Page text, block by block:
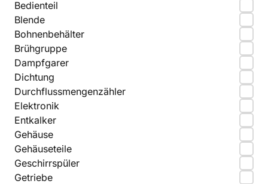
Bedienteil
Blende
Bohnenbehälter
Brühgruppe
Dampfgarer
Dichtung
Durchflussmengenzähler
Elektronik
Entkalker
Gehäuse
Gehäuseteile
Geschirrspüler
Getriebe